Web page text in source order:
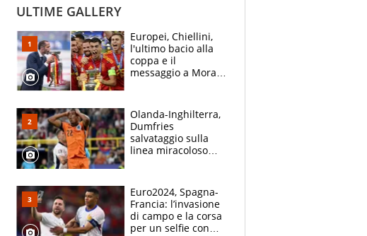
ULTIME GALLERY
Europei, Chiellini,
l'ultimo bacio alla
coppa e il
messaggio a Morata
inglesi
Olanda-Inghilterra,
Dumfries
salvataggio sulla
linea miracoloso
montagne russe
Euro2024, Spagna-
Francia: l’invasione
di campo e la corsa
per un selfie con